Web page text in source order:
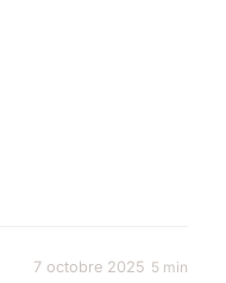
7 octobre 2025 5 min